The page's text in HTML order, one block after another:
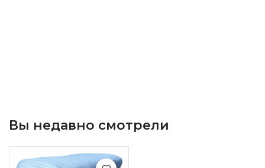
Вы недавно смотрели